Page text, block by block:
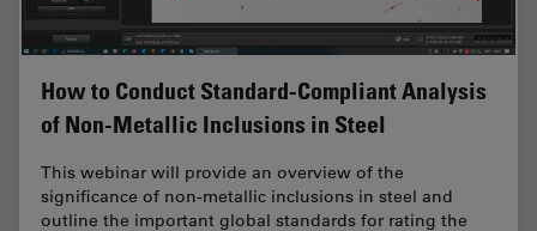
How to Conduct Standard-Compliant Analysis
of Non-Metallic Inclusions in Steel
This webinar will provide an overview of the
significance of non-metallic inclusions in steel and
outline the important global standards for rating the